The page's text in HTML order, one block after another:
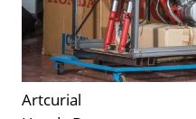
Artcurial